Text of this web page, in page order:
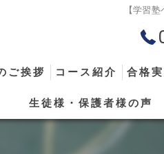
【学習
ご挨拶 コース紹介 合格
生徒様・保護者様の声